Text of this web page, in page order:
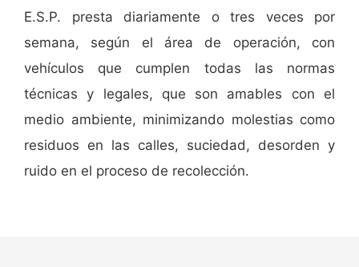
E.S.P. presta diariamente o tres veces por
semana, según el área de operación, con
vehículos que cumplen todas las normas
técnicas y legales, que son amables con el
medio ambiente, minimizando molestias como
residuos en las calles, suciedad, desorden y
ruido en el proceso de recolección.